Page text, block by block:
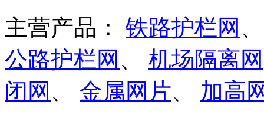
主营产品： 铁路护栏网
公路护栏网 、 机场隔离网
闭网 、 金属网片、 加高